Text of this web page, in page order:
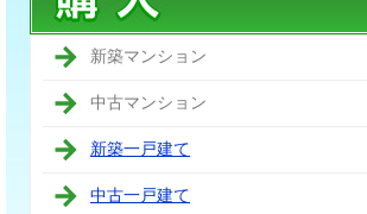
新築マンション
中古マンション
新築一戸建て
中古一戸建て